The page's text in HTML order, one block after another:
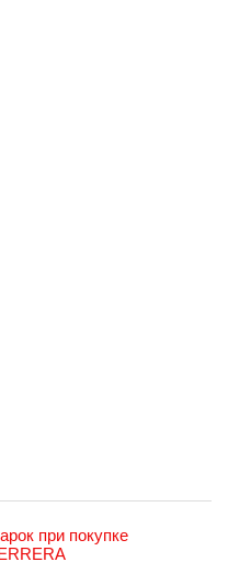
при покупке